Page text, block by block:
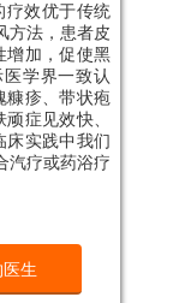
疗效优于传统
方法，患者皮
增加，促使黑
学界一致认
糠疹、带状疱
症见效快、
床实践中我们
汽疗或药浴疗
医生